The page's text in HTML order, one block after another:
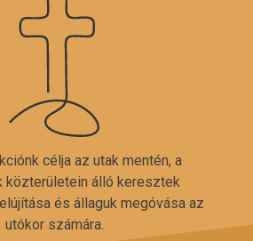
célja az utak mentén, a
közterületein álló keresztek
és állaguk megóvása az
utókor számára.